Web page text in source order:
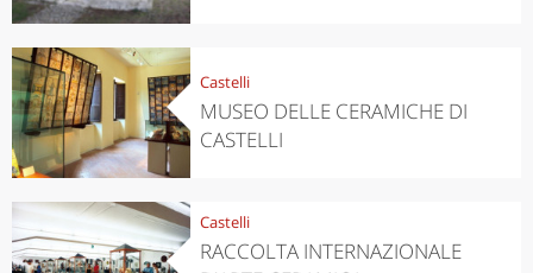
Castelli
MUSEO DELLE CERAMICHE DI
CASTELLI
Castelli
RACCOLTA INTERNAZIONALE